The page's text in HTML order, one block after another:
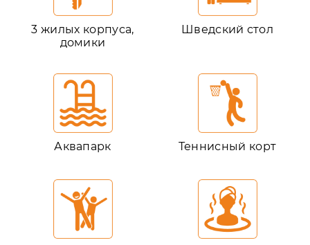
3 жилых корпуса,
домики
Шведский стол
Аквапарк Теннисный корт